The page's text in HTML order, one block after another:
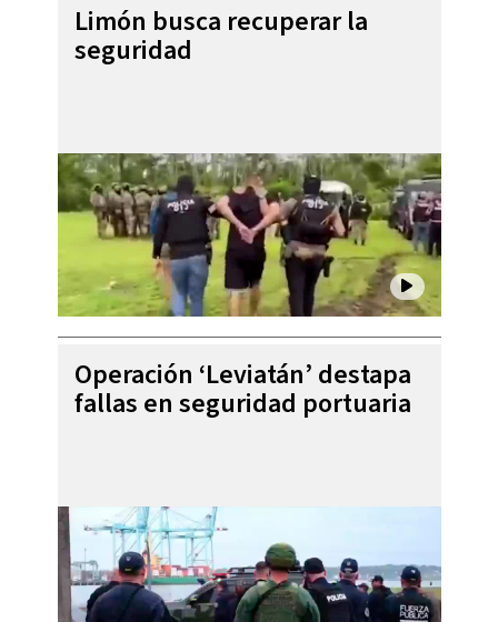
Limón busca recuperar la
seguridad
Operación ‘Leviatán’ destapa
fallas en seguridad portuaria